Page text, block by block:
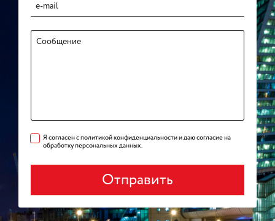
Я согласен с политикой конфиденциальности и даю согласие на
обработку персональных данных.
Отправить